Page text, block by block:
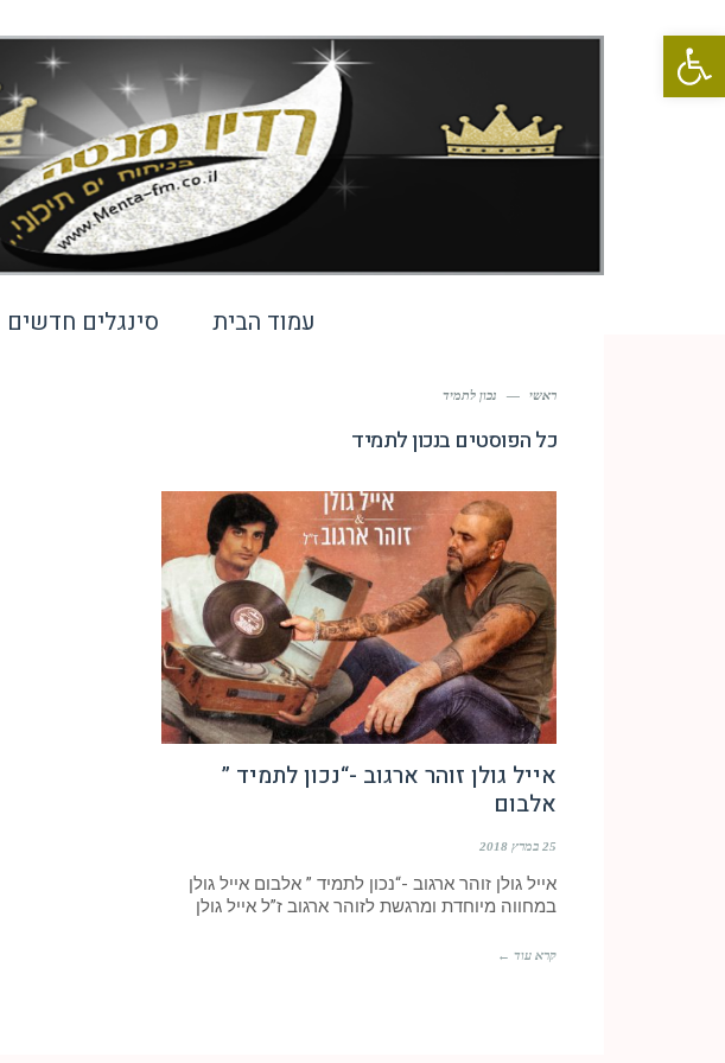
פתח סרגל נגישות
עמוד הבית סינגלים חדשים
ראשי — נכון לתמיד
כל הפוסטים בנכון לתמיד
אייל גולן זוהר ארגוב -“נכון לתמיד ”
אלבום
25 במרץ 2018
אייל גולן זוהר ארגוב -“נכון לתמיד ” אלבום אייל גולן
במחווה מיוחדת ומרגשת לזוהר ארגוב ז”ל אייל גולן
קרא עוד ←